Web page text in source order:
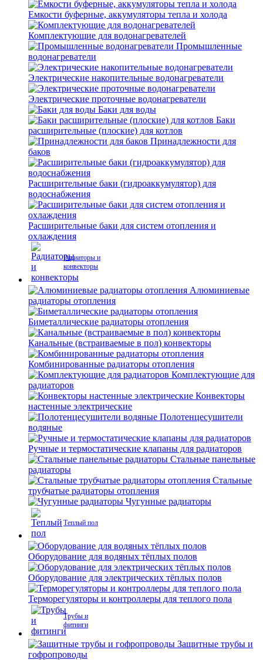
Емкости буферные, аккумуляторы тепла и холода
Комплектующие для водонагревателей
Промышленные
водонагреватели
Электрические накопительные водонагреватели
Электрические проточные водонагреватели
Баки для воды
Баки
расширительные (плоские) для котлов
Принадлежности для
баков
Расширительные баки (гидроаккумулятор) для
водоснабжения
Расширительные баки для систем отопления и
охлаждения
Радиаторы и
конвекторы
Алюминиевые
радиаторы отопления
Биметаллические радиаторы отопления
Канальные (встраиваемые в пол) конвекторы
Комбинированные радиаторы отопления
Комплектующие для
радиаторов
Конвекторы
настенные электрические
Полотенцесушители
водяные
Ручные и термостатические клапаны для радиаторов
Стальные панельные
радиаторы
Стальные
трубчатые радиаторы отопления
Чугунные радиаторы
Теплый пол
Оборудование для водяных тёплых полов
Оборудование для электрических тёплых полов
Терморегуляторы и контроллеры для теплого пола
Трубы и
фитинги
Защитные трубы и
гофропроводы